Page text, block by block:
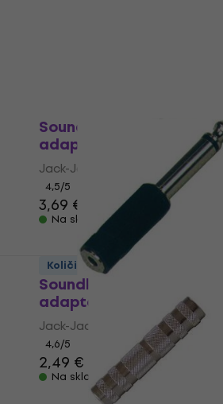
Soundking CC 313
adapter
Jack-Jack adapter
4,5/5
3,69 €
Na skladištu
Soundking CC 308
adapter
Jack-Jack adapter
4,6/5
2,49 €
Na skladištu
Količinski popust